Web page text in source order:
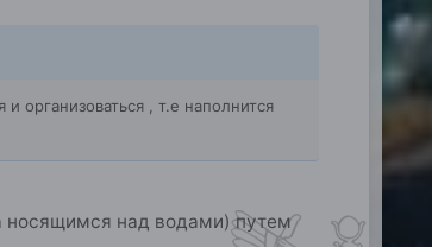
организоваться , т.е наполнится
носящимся над водами) путем